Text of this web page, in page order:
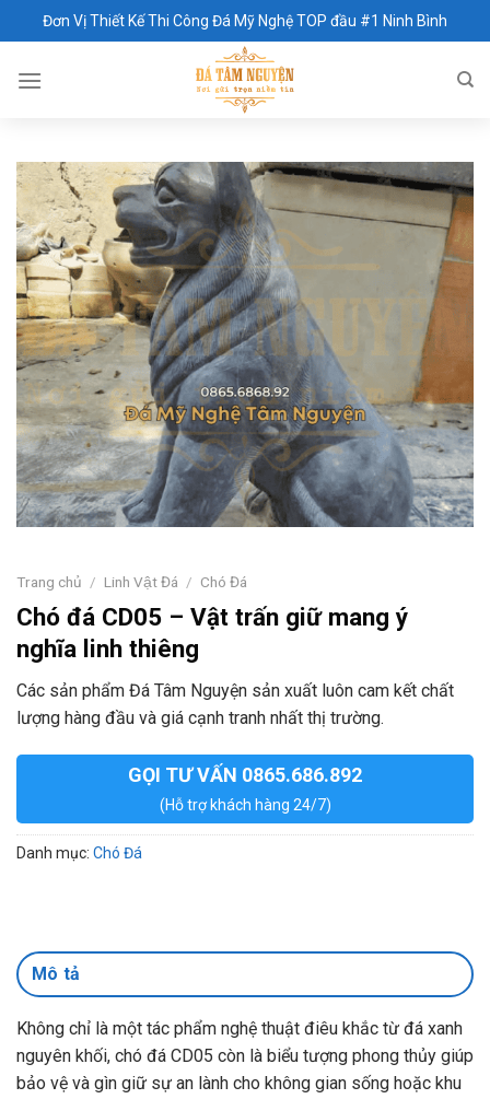
to
Đơn Vị Thiết Kế Thi Công Đá Mỹ Nghệ TOP đầu #1 Ninh Bình
Trang chủ / Linh Vật Đá / Chó Đá
Chó đá CD05 – Vật trấn giữ mang ý
nghĩa linh thiêng
Các sản phẩm Đá Tâm Nguyện sản xuất luôn cam kết chất
lượng hàng đầu và giá cạnh tranh nhất thị trường.
GỌI TƯ VẤN 0865.686.892
(Hỗ trợ khách hàng 24/7)
Danh mục: Chó Đá
Mô tả
Không chỉ là một tác phẩm nghệ thuật điêu khắc từ đá xanh
nguyên khối, chó đá CD05 còn là biểu tượng phong thủy giúp
bảo vệ và gìn giữ sự an lành cho không gian sống hoặc khu